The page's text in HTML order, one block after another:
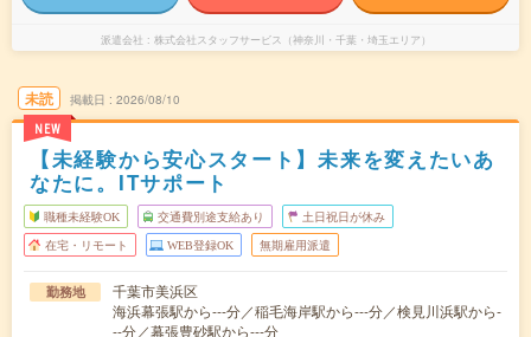
派遣会社 株式会社スタッフサービス（神奈川・千葉・埼玉エリア）
未読
NEW
掲載日 2026/08/10
【未経験から安心スタート】未来を変えたいあ
なたに。ITサポート
職種未経験OK 交通費別途支給あり 土日祝日が休み
在宅・リモート WEB登録OK 無期雇用派遣
勤務地
千葉市美浜区
海浜幕張駅から---分／稲毛海岸駅から---分／検見川浜駅から-
--分／幕張豊砂駅から---分